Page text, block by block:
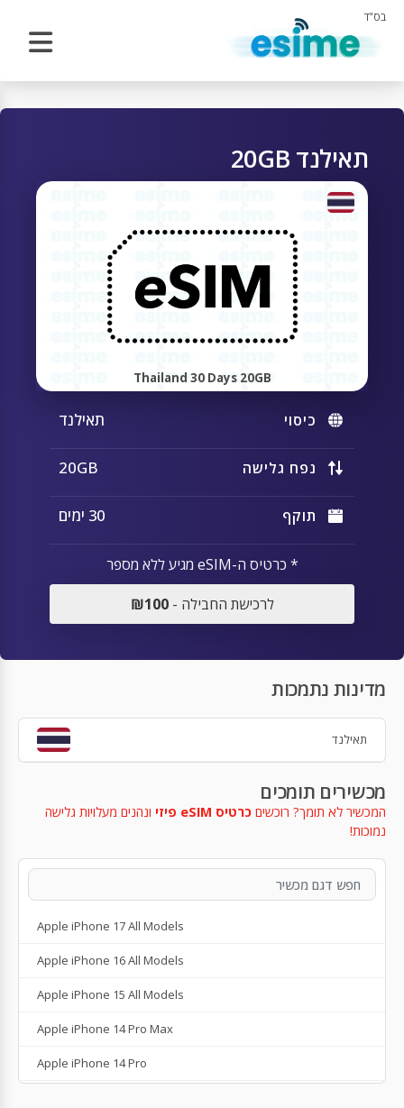
בס"ד
תאילנד 20GB
Thailand 30 Days 20GB
כיסוי תאילנד
נפח גלישה 20GB
תוקף 30 ימים
* כרטיס ה-eSIM מגיע ללא מספר
לרכישת החבילה -₪100
מדינות נתמכות
תאילנד
מכשירים תומכים
המכשיר לא תומך? רוכשים כרטיס eSIM פיזי
ונהנים מעלויות גלישה
נמוכות!
Apple iPhone 17 All Models
Apple iPhone 16 All Models
Apple iPhone 15 All Models
Apple iPhone 14 Pro Max
Apple iPhone 14 Pro